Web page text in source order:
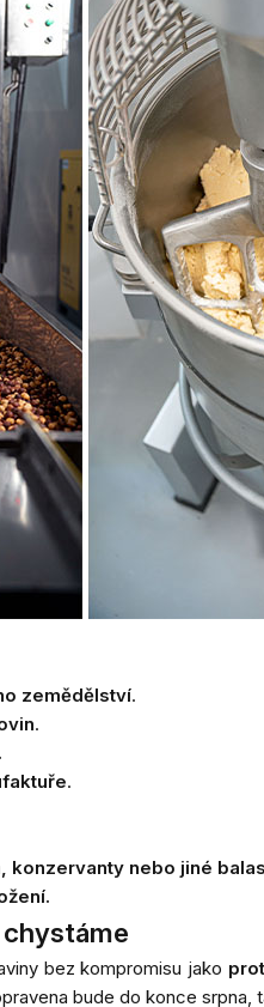
zemědělství.
.
.
konzervanty nebo jiné
bez kompromisu jako
bude do konce